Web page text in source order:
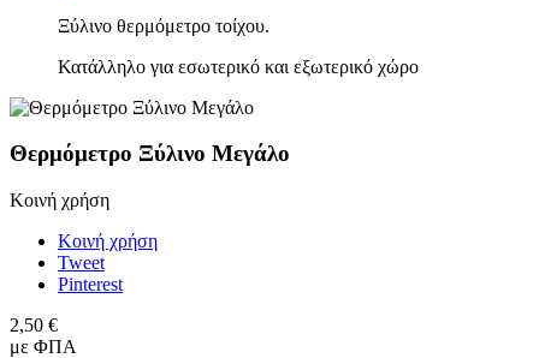
Ξύλινο θερμόμετρο τοίχου.
Κατάλληλο για εσωτερικό και εξωτερικό χώρο
Θερμόμετρο Ξύλινο Μεγάλο
Κοινή χρήση
Κοινή χρήση
Tweet
Pinterest
2,50 €
με ΦΠΑ